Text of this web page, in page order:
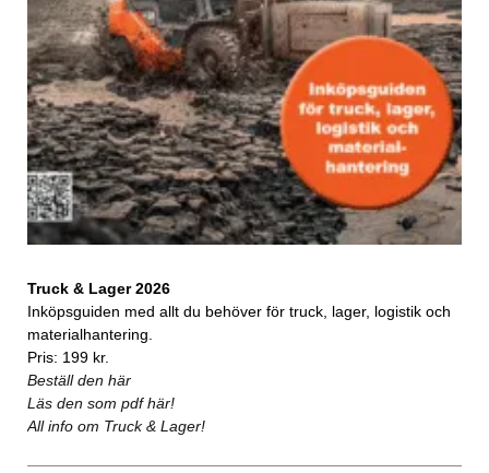
Truck & Lager 2026
Inköpsguiden med allt du behöver för truck, lager, logistik och
materialhantering.
Pris: 199 kr.
Beställ den här
Läs den som pdf här!
All info om Truck & Lager!